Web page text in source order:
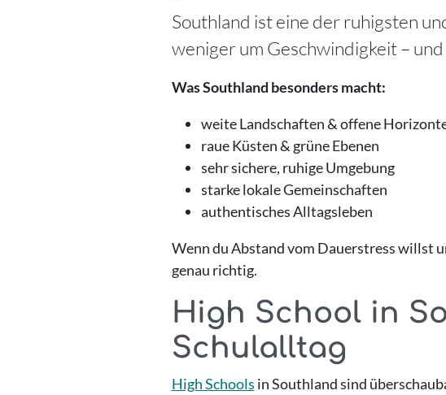
Southland ist eine der ruhigsten
weniger um Geschwindigkeit –
Was Southland besonders macht:
weite Landschaften & offene
raue Küsten & grüne Ebenen
sehr sichere, ruhige Umgebung
starke lokale Gemeinschaften
authentisches Alltagsleben
Wenn du Abstand vom Dauerstress willst
genau richtig.
High School in
Schulalltag
High Schools in Southland sind